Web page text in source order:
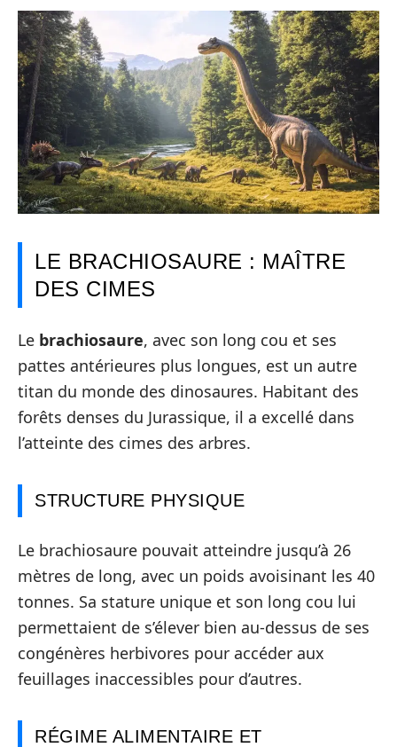
LE BRACHIOSAURE : MAÎTRE
DES CIMES
Le brachiosaure, avec son long cou et ses
pattes antérieures plus longues, est un autre
titan du monde des dinosaures. Habitant des
forêts denses du Jurassique, il a excellé dans
l’atteinte des cimes des arbres.
STRUCTURE PHYSIQUE
Le brachiosaure pouvait atteindre jusqu’à 26
mètres de long, avec un poids avoisinant les 40
tonnes. Sa stature unique et son long cou lui
permettaient de s’élever bien au-dessus de ses
congénères herbivores pour accéder aux
feuillages inaccessibles pour d’autres.
RÉGIME ALIMENTAIRE ET